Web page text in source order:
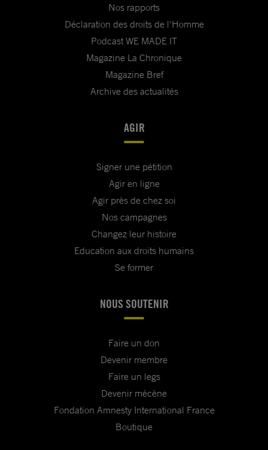
Nos rapports
Déclaration des droits de l'Homme
Podcast WE MADE IT
Magazine La Chronique
Magazine Bref
Archive des actualités
AGIR
Signer une pétition
Agir en ligne
Agir près de chez soi
Nos campagnes
Changez leur histoire
Education aux droits humains
Se former
NOUS SOUTENIR
Faire un don
Devenir membre
Faire un legs
Devenir mécène
Fondation Amnesty International France
Boutique